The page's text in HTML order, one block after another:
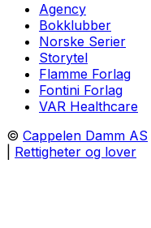
Agency
Bokklubber
Norske Serier
Storytel
Flamme Forlag
Fontini Forlag
VAR Healthcare
© Cappelen Damm AS
Rettigheter og lover